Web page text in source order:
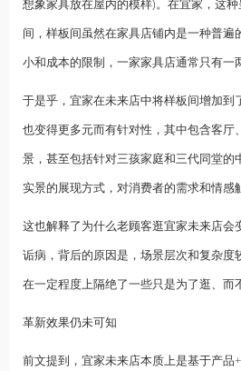
想象家具放在屋内的模样)。在宜家，这
间，样板间虽然在家具店铺内是一种普遍
小和成本的限制，一家家具店通常只有一
于是乎，宜家在未来店中将样板间增加到
也变得更多元而有针对性，其中包含客厅
景，甚至包括针对三孩家庭和三代同堂的
实景的展现方式，对消费者的需求和情感
这也解释了为什么老顾客逛宜家未来店会
诟病，背后的原因是，场景层次和复杂度
在一定程度上隔绝了一些只是为了逛、而
革新效果仍未可知
前文提到，宜家未来店本质上是基于产品